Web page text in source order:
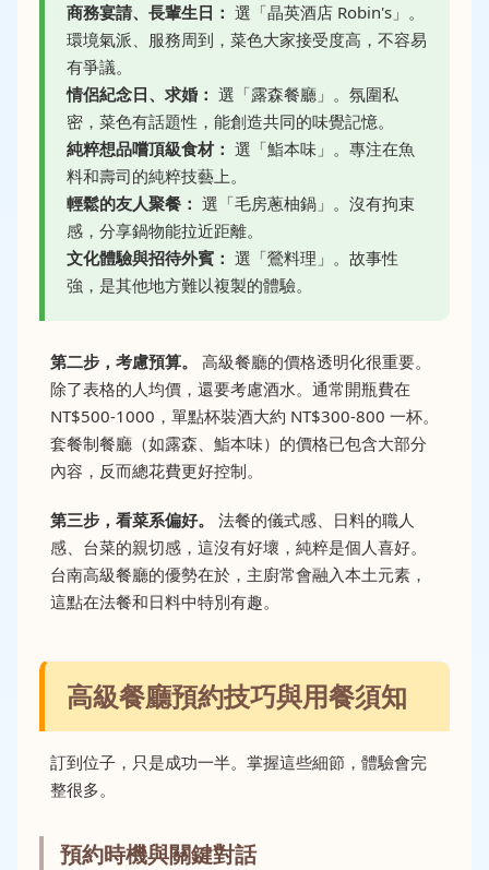
商務宴請、長輩生日： 選「晶英酒店 Robin's」。
環境氣派、服務周到，菜色大家接受度高，不容易
有爭議。
情侶紀念日、求婚： 選「露森餐廳」。氛圍私
密，菜色有話題性，能創造共同的味覺記憶。
純粹想品嚐頂級食材： 選「鮨本味」。專注在魚
料和壽司的純粹技藝上。
輕鬆的友人聚餐： 選「毛房蔥柚鍋」。沒有拘束
感，分享鍋物能拉近距離。
文化體驗與招待外賓： 選「鶯料理」。故事性
強，是其他地方難以複製的體驗。
第二步，考慮預算。
高級餐廳的價格透明化很重要。
除了表格的人均價，還要考慮酒水。通常開瓶費在
NT$500-1000，單點杯裝酒大約 NT$300-800 一杯。
套餐制餐廳（如露森、鮨本味）的價格已包含大部分
內容，反而總花費更好控制。
第三步，看菜系偏好。
法餐的儀式感、日料的職人
感、台菜的親切感，這沒有好壞，純粹是個人喜好。
台南高級餐廳的優勢在於，主廚常會融入本土元素，
這點在法餐和日料中特別有趣。
高級餐廳預約技巧與用餐須知
訂到位子，只是成功一半。掌握這些細節，體驗會完
整很多。
預約時機與關鍵對話